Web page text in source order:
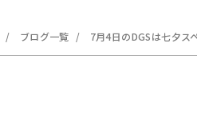
ブログ一覧 7月4日のDGSは七夕ス